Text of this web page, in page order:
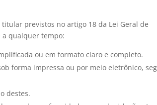
titular previstos no artigo 18 da Lei Geral de
a qualquer tempo:
ou em formato claro e completo.
forma impressa ou por meio eletrônico,
destes.